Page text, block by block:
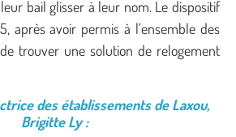
bail glisser à leur nom. Le dispositif
après avoir permis à l’ensemble des
trouver une solution de relogement
des établissements de Laxou,
Brigitte Ly :